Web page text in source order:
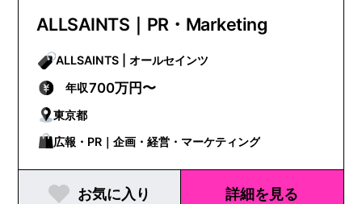
ALLSAINTS｜PR・Marketing
ALLSAINTS | オールセインツ
年収700万円〜
東京都
広報・PR｜企画・経営・マーケティング
お気に入り 詳細を見る